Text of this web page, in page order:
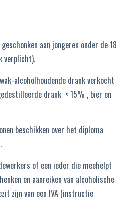
aan jongeren onder de 18
verplicht).
alcoholhoudende drank verkocht
drank < 15% , bier en
beschikken over het diploma
of een ieder die meehelpt
en aanreiken van alcoholische
zijn van een IVA (instructie